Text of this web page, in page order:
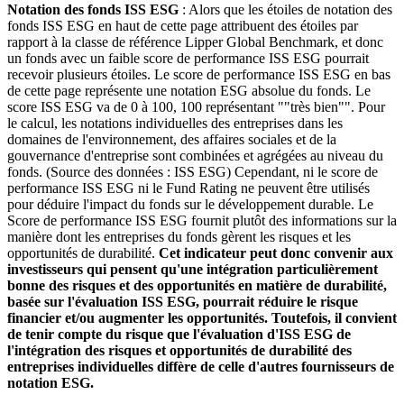
Notation des fonds ISS ESG : Alors que les étoiles de notation des
fonds ISS ESG en haut de cette page attribuent des étoiles par
rapport à la classe de référence Lipper Global Benchmark, et donc
un fonds avec un faible score de performance ISS ESG pourrait
recevoir plusieurs étoiles. Le score de performance ISS ESG en bas
de cette page représente une notation ESG absolue du fonds. Le
score ISS ESG va de 0 à 100, 100 représentant ""très bien"". Pour
le calcul, les notations individuelles des entreprises dans les
domaines de l'environnement, des affaires sociales et de la
gouvernance d'entreprise sont combinées et agrégées au niveau du
fonds. (Source des données : ISS ESG) Cependant, ni le score de
performance ISS ESG ni le Fund Rating ne peuvent être utilisés
pour déduire l'impact du fonds sur le développement durable. Le
Score de performance ISS ESG fournit plutôt des informations sur la
manière dont les entreprises du fonds gèrent les risques et les
opportunités de durabilité. Cet indicateur peut donc convenir aux
investisseurs qui pensent qu'une intégration particulièrement
bonne des risques et des opportunités en matière de durabilité,
basée sur l'évaluation ISS ESG, pourrait réduire le risque
financier et/ou augmenter les opportunités. Toutefois, il convient
de tenir compte du risque que l'évaluation d'ISS ESG de
l'intégration des risques et opportunités de durabilité des
entreprises individuelles diffère de celle d'autres fournisseurs de
notation ESG.